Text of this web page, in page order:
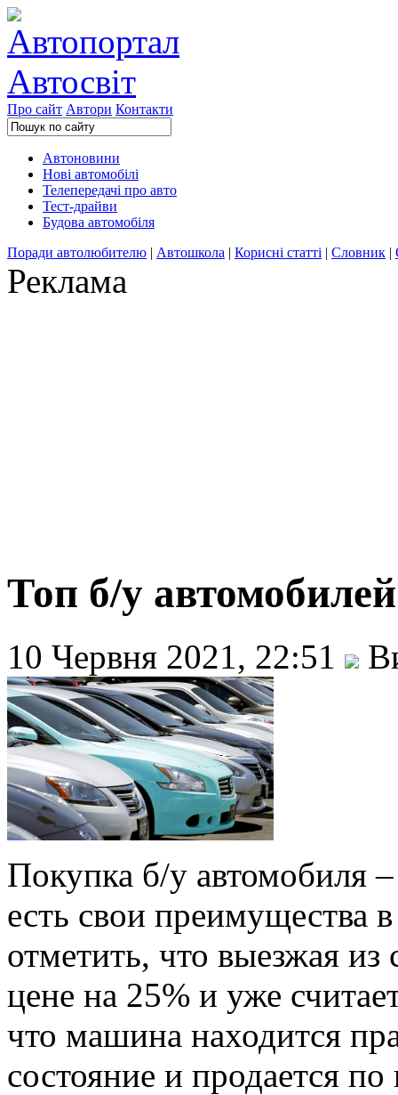
Про сайт Автори Контакти
Автоновини
Нові автомобілі
Телепередачі про авто
Тест-драйви
Будова автомобіля
Поради автолюбителю | Автошкола | Корисні статті | Словник |
Реклама
Топ б/у автомобилей
10 Червня 2021, 22:51
Покупка б/у автомобиля
есть свои преимущества
отметить, что выезжая из
цене на 25% и уже
что машина находится
состояние и продается